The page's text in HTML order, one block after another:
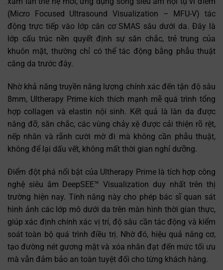
(Micro Focused Ultrasound Visualization – MFU-V) tác
động trực tiếp vào lớp cân cơ SMAS sâu dưới da. Đây là
lớp cấu trúc nền quyết định sự săn chắc, trẻ trung của
khuôn mặt, thường chỉ có thể tác động bằng phẫu thuật
căng da trước đây.
Nhờ khả năng truyền năng lượng chính xác đến tận độ sâu
8mm, Ultherapy Prime kích thích mạnh mẽ quá trình tổng
hợp collagen và elastin nội sinh. Kết quả là làn da được
nâng đỡ, săn chắc, các vùng chảy xệ được cải thiện rõ rệt,
nếp nhăn và rãnh cười mờ đi mà không cần phẫu thuật,
không để lại dấu vết, không mất thời gian nghỉ dưỡng.
Điểm đột phá nổi bật của Ultherapy Prime là tích hợp công
nghệ siêu âm DeepSEE™ Visualization duy nhất trên thị
trường hiện nay. Tính năng này cho phép bác sĩ quan sát
hình ảnh các lớp mô dưới da trên màn hình thời gian thực,
giúp xác định chính xác vị trí, độ sâu cần tác động và kiểm
soát toàn bộ quá trình điều trị. Nhờ đó, hiệu quả nâng cơ,
tạo đường nét gương mặt và xóa nhăn đạt đến mức tối ưu
mà vẫn đảm bảo an toàn tuyệt đối cho từng khách hàng.